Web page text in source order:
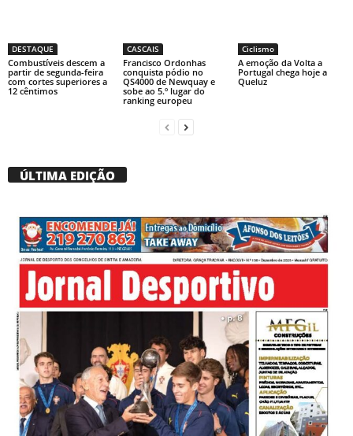
DESTAQUE
Combustíveis descem a
partir de segunda-feira
com cortes superiores a
12 cêntimos
CASCAIS
Francisco Ordonhas
conquista pódio no
QS4000 de Newquay e
sobe ao 5.º lugar do
ranking europeu
Ciclismo
A emoção da Volta a
Portugal chega hoje a
Queluz
ÚLTIMA EDIÇÃO